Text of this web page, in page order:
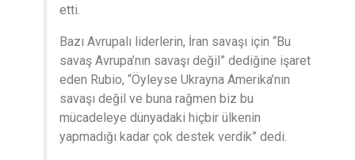
etti.
Bazı Avrupalı liderlerin, İran savaşı için “Bu
savaş Avrupa’nın savaşı değil” dediğine işaret
eden Rubio, “Öyleyse Ukrayna Amerika’nın
savaşı değil ve buna rağmen biz bu
mücadeleye dünyadaki hiçbir ülkenin
yapmadığı kadar çok destek verdik” dedi.